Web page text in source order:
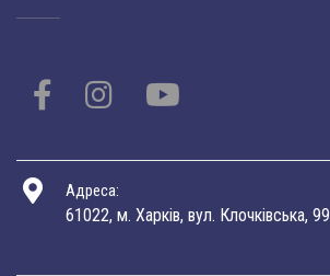
Адреса:
61022, м. Харків, вул. Клочківська, 99